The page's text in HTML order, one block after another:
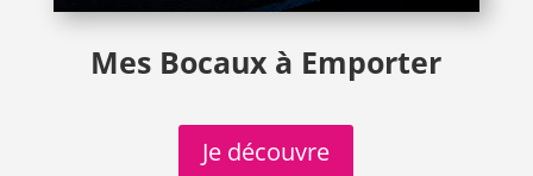
Mes Bocaux à Emporter
Je découvre